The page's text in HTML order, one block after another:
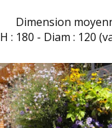
Dimension
H : 180 - Diam : 120